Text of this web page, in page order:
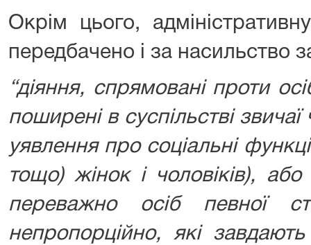
Окрім цього,
передбачено і за насильство
“діяння, спрямовані проти
поширені в суспільстві звичаї
уявлення про соціальні
тощо) жінок і чоловіків),
переважно осіб певної
непропорційно, які завдають